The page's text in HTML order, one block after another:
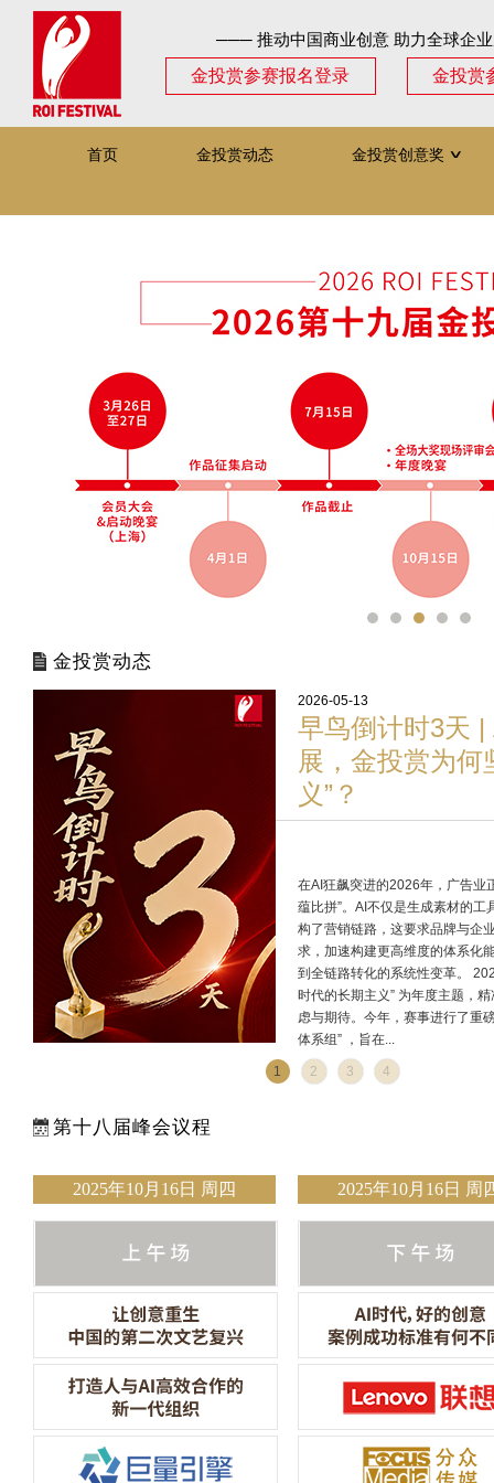
─── 推动中国商业创意 助力全球企
金投赏参赛报名登录
金投赏
首页 金投赏动态 金投赏创意奖 ∨
金投赏动态
2026-05-13
早鸟倒计时3天 |
展，金投赏为何
义”？
在AI狂飙突进的2026年，广告业
蕴比拼”。AI不仅是生成素材的工
构了营销链路，这要求品牌与企
求，加速构建更高维度的体系化
到全链路转化的系统性变革。
时代的长期主义” 为年度主题，
虑与期待。今年，赛事进行了重
体系组” ，旨在...
1 2 3 4
第十八届峰会议程
2025年10月16日 周四 2025年10月16日 周